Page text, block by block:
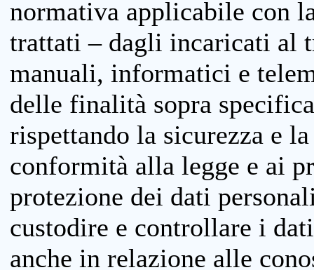
normativa applicabile con
trattati – dagli incaricati al
manuali, informatici e
delle finalità sopra
rispettando la sicurezza e
conformità alla legge e ai
protezione dei dati
custodire e controllare i
anche in relazione alle